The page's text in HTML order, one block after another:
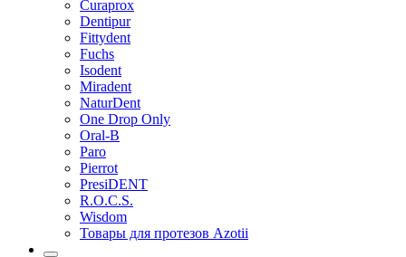
Curaprox
Dentipur
Fittydent
Fuchs
Isodent
Miradent
NaturDent
One Drop Only
Oral-B
Paro
Pierrot
PresiDENT
R.O.C.S.
Wisdom
Товары для протезов Azotii